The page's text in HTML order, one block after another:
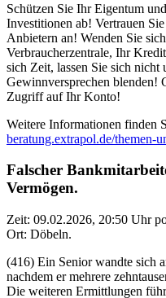
Schützen Sie Ihr Eigentum
Investitionen ab! Vertrauen
Anbietern an! Wenden Sie
Verbraucherzentrale, Ihr
sich Zeit, lassen Sie sich nicht
Gewinnversprechen blenden!
Zugriff auf Ihr Konto!
Weitere Informationen finden
beratung.extrapol.de/themen-
Falscher
Vermögen.
Zeit: 09.02.2026, 20:50 Uhr
Ort: Döbeln.
(416) Ein Senior wandte sich
nachdem er mehrere
Die weiteren Ermittlungen